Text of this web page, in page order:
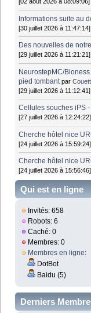
[02 août 2026 à 08:09:06]
Informations suite au
[30 juillet 2026 à 11:47:14]
Des nouvelles de
[29 juillet 2026 à 11:21:21]
NeurostepMC/
pied tombant par
[29 juillet 2026 à 11:12:41]
Cellules souches iPS
[27 juillet 2026 à 12:24:22]
Cherche hôtel nice
[24 juillet 2026 à 15:59:24]
Cherche hôtel nice
[24 juillet 2026 à 15:56:46]
Qui est en ligne
Invités: 658
Robots: 6
Caché: 0
Membres: 0
Membres en ligne:
DotBot
Baidu (5)
Derniers